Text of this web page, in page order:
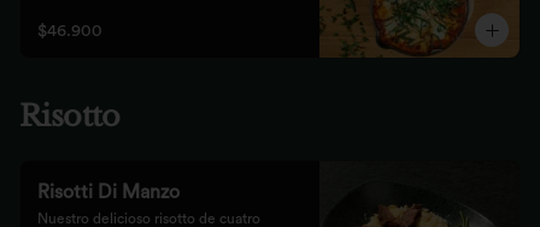
$46.900
Risotto
Risotti Di Manzo
Nuestro delicioso risotto de cuatro